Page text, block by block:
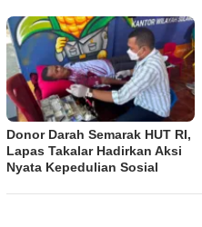
Donor Darah Semarak HUT RI,
Lapas Takalar Hadirkan Aksi
Nyata Kepedulian Sosial